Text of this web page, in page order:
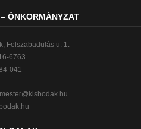
ÖNKORMÁNYZAT
Felszabadulás u. 1.
6763
041